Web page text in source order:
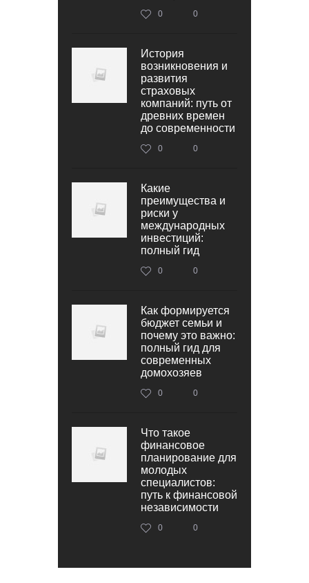
0 0
История
возникновения и
развития
страховых
компаний: путь от
древних времен
до современности
0 0
Какие
преимущества и
риски у
международных
инвестиций:
полный гид
0 0
Как формируется
бюджет семьи и
почему это важно:
полный гид для
современных
домохозяев
0 0
Что такое
финансовое
планирование для
молодых
специалистов:
путь к финансовой
независимости
0 0